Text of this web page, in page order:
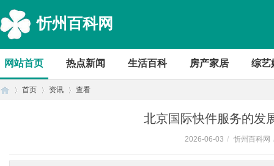
忻州百科网
网站首页 热点新闻 生活百科 房产家居 综艺
首页 资讯 查看
北京国际快件服务的发
2026-06-03 / 忻州百科网